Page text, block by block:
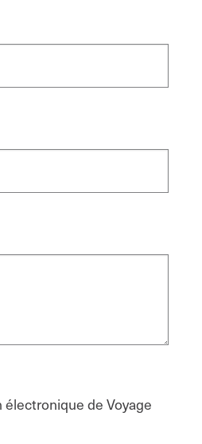
de Voyage